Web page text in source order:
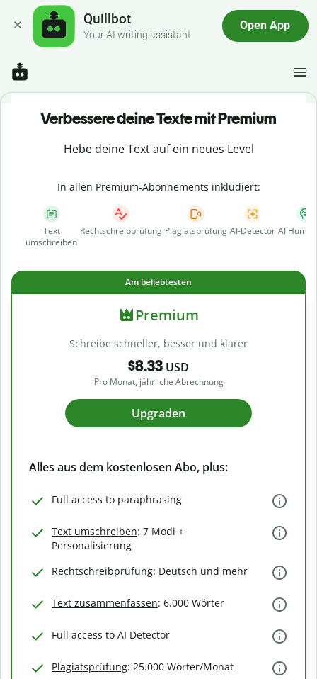
Quillbot
Your AI writing assistant
Open App
Verbessere deine Texte mit Premium
Hebe deine Text auf ein neues Level
In allen Premium-Abonnements inkludiert:
Text
umschreiben
Rechtschreibprüfung Plagiatsprüfung AI-Detector AI
Am beliebtesten
Premium
Schreibe schneller, besser und klarer
$8.33 USD
Pro Monat, jährliche Abrechnung
Upgraden
Alles aus dem kostenlosen Abo, plus:
Full access to paraphrasing
Text umschreiben: 7 Modi +
Personalisierung
Rechtschreibprüfung: Deutsch und mehr
Text zusammenfassen: 6.000 Wörter
Full access to AI Detector
Plagiatsprüfung: 25.000 Wörter/Monat